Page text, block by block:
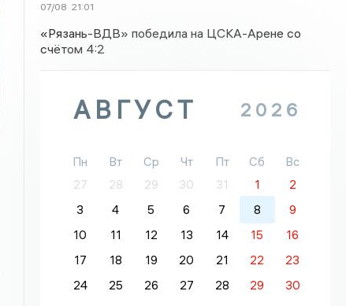
07/08 21:01
«Рязань-ВДВ» победила на ЦСКА-Арене со
счётом 4:2
АВГУСТ 2026
Пн Вт Ср Чт Пт Сб
Вс
27
28 29 30 31 1
2
3
4 5 6 7 8
9
10
11 12 13 14 15
16
17
18 19 20 21 22
23
24
25 26 27 28 29
30